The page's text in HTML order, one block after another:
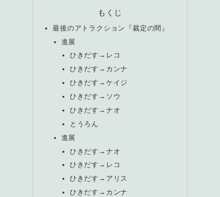
もくじ
最後のアトラクション『裁定の間』
進展
ひきだす→レコ
ひきだす→カンナ
ひきだす→ケイジ
ひきだす→ソウ
ひきだす→ナオ
とうろん
進展
ひきだす→ナオ
ひきだす→レコ
ひきだす→アリス
ひきだす→カンナ